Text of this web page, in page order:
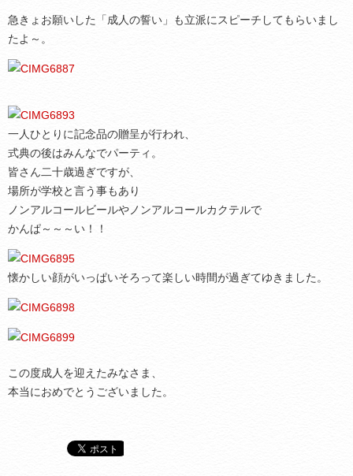
急きょお願いした「成人の誓い」も立派にスピーチしてもらいまし
たよ～。
一人ひとりに記念品の贈呈が行われ、
式典の後はみんなでパーティ。
皆さん二十歳過ぎですが、
場所が学校と言う事もあり
ノンアルコールビールやノンアルコールカクテルで
かんぱ～～～い！！
懐かしい顔がいっぱいそろって楽しい時間が過ぎてゆきました。
この度成人を迎えたみなさま、
本当におめでとうございました。